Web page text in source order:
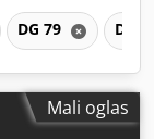
DG 79 DG
Mali oglas